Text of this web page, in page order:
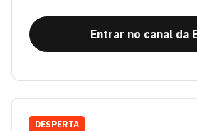
Entrar no canal da
DESPERTA